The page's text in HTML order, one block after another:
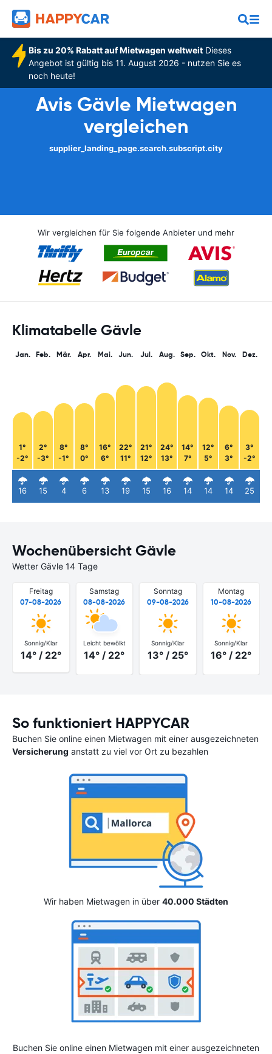
Bis zu 20% Rabatt auf Mietwagen weltweitDieses
Angebot ist gültig bis 11. August 2026 - nutzen Sie es
noch heute!
Avis Gävle Mietwagen
vergleichen
supplier_landing_page.search.subscript.city
Wir vergleichen für Sie folgende Anbieter und mehr
Klimatabelle Gävle
Jan.
1°
-2°
16
Feb.
2°
-3°
15
Mär.
8°
-1°
4
Apr.
8°
0°
6
Mai.
16°
6°
13
Jun.
22°
11°
19
Jul.
21°
12°
15
Aug.
24°
13°
16
Sep.
14°
7°
14
Okt.
12°
5°
14
Nov.
6°
3°
14
Dez.
3°
-2°
25
Wochenübersicht Gävle
Wetter Gävle 14 Tage
Freitag
07-08-2026
Sonnig/Klar
14° / 22°
Samstag
08-08-2026
Leicht bewölkt
14° / 22°
Sonntag
09-08-2026
Sonnig/Klar
13° / 25°
Montag
10-08-2026
Sonnig/Klar
16° / 22°
So funktioniert HAPPYCAR
Buchen Sie online einen Mietwagen mit einer ausgezeichneten
Versicherung anstatt zu viel vor Ort zu bezahlen
Wir haben Mietwagen in über 40.000 Städten
Buchen Sie online einen Mietwagen mit einer ausgezeichneten